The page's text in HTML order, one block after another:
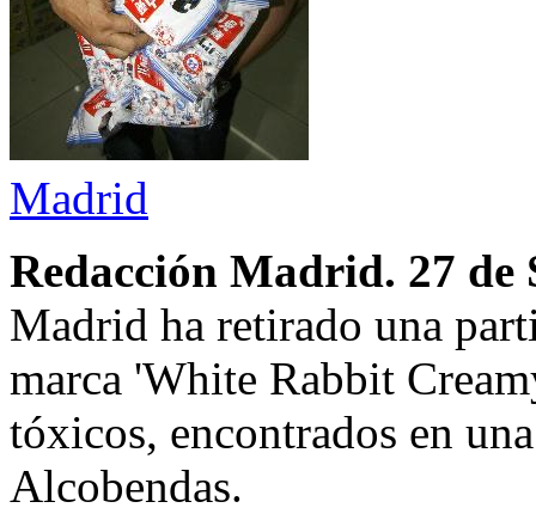
Madrid
Redacción Madrid. 27 de
Madrid ha retirado una
marca 'White Rabbit
tóxicos, encontrados en
Alcobendas.